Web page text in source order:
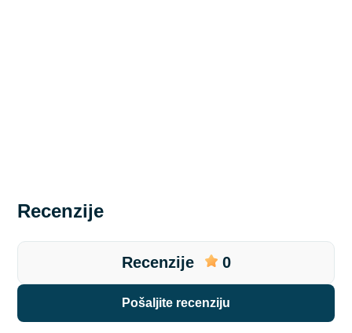
Recenzije
Recenzije 0
pošaljite recenziju